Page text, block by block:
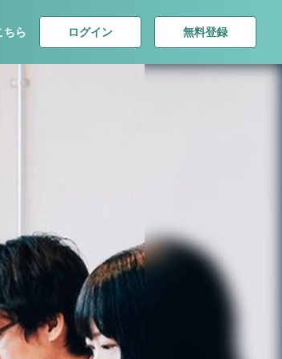
ちら ログイン 無料登録